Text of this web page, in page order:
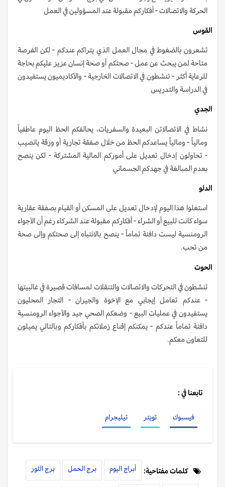
الحركة والاتصالات - أفكاركم مقبولة عند المسؤولين في العمل
القوس
تشعرون بالضغوط في مجال العمل الذي يتراكم عندكم - لكن الفرصة
متاحة لمن يبحث عن عمل - صحتكم أو صحة إنسان عزيز عليكم بحاجة
للرعاية أكثر - تنشطون في الاتصالات الخارجية - والأكاديميون يستفيدون
في الدراسة والتدريس
الجدي
نشاط في الاتصالاتن البعيدة والسفريات، يحالفكم الحظ اليوم عاطفياً
ومالياً - ومالياً يساعدكم الحظ من خلال صفقة تجارية أو ورقة يانصيب
- تحاولون إدخال تعديل على أموركم المالية المشتركة - لكن ينصح
بعدم المبالغة في جهدكم الجسماني
الدلو
استغلوا هذا اليوم لإدخال تعديل على المسكن أو القيام بصفقة عقارية
سواء كانت للبيع أو الشراء - أفكاركم مقبولة عند الشركاء رغم أن الأجواء
الرومنسية ليست دافئة تماماً - ينصح بالانتباه إلى صحتكم وإلى صحة
من تحب.
الحوت
تنشطون في التحركات والاتصالات والتنقلات لمسافات قصيرة في غالبيتها
- عندكم تعامل إيجابي مع الإخوة والجيران - التجار المحليون
يستفيدون في عمليات البيع - وضعكم الصحي جيد والأجواء الرومنسية
دافئة تماماً عندكم - يمكنكم إقناع زملائكم بأفكاركم وبالتالي يميلون
للتعاون معكم.
تابعنا في :
فيسبوك تويتر تيليجرام
كلمات مفتاحية: أبراج اليوم برج الحمل برج الثور